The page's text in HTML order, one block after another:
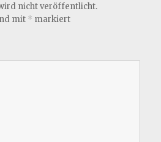
nicht veröffentlicht.
mit * markiert